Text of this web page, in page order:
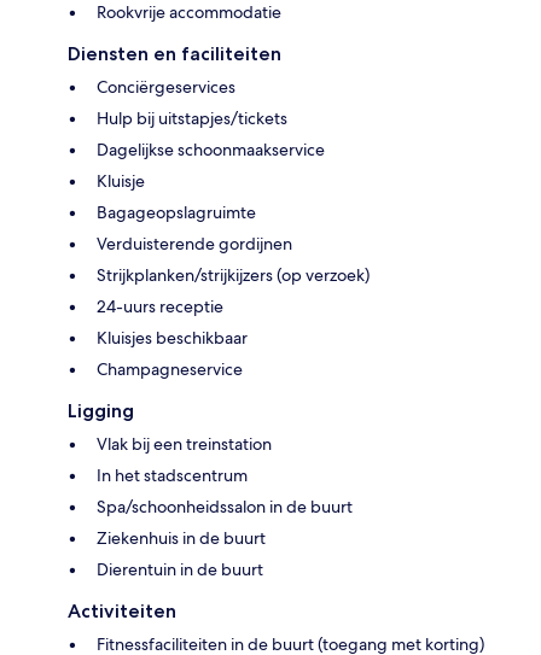
Rookvrije accommodatie
Diensten en faciliteiten
Conciërgeservices
Hulp bij uitstapjes/tickets
Dagelijkse schoonmaakservice
Kluisje
Bagageopslagruimte
Verduisterende gordijnen
Strijkplanken/strijkijzers (op verzoek)
24-uurs receptie
Kluisjes beschikbaar
Champagneservice
Ligging
Vlak bij een treinstation
In het stadscentrum
Spa/schoonheidssalon in de buurt
Ziekenhuis in de buurt
Dierentuin in de buurt
Activiteiten
Fitnessfaciliteiten in de buurt (toegang met korting)